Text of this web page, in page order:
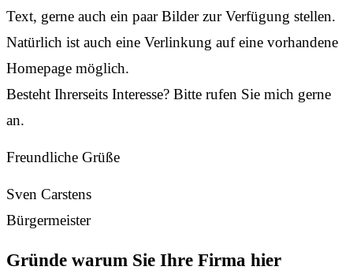
Text, gerne auch ein paar Bilder zur Verfügung stellen.
Natürlich ist auch eine Verlinkung auf eine vorhandene
Homepage möglich.
Besteht Ihrerseits Interesse? Bitte rufen Sie mich gerne
an.
Freundliche Grüße
Sven Carstens
Bürgermeister
Gründe warum Sie Ihre Firma hier